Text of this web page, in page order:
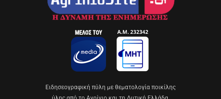
Eιδησεογραφική πύλη με θεματολογία ποικίλης